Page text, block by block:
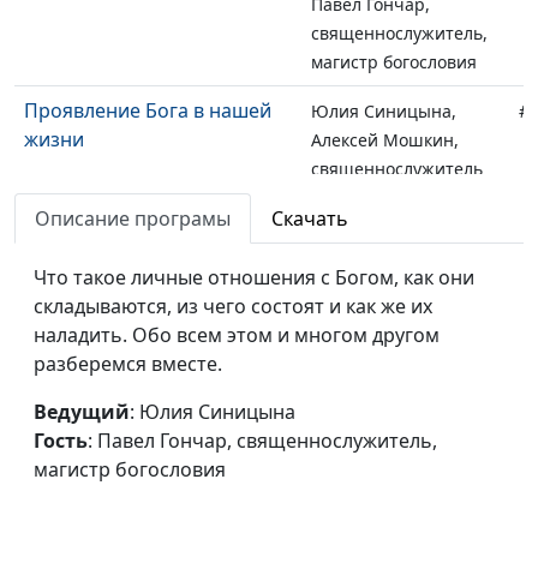
священнослужитель,
магистр богословия
Проявление Бога в нашей
жизни
Юлия Синицына,
Алексей Мошкин,
священнослужитель
Брань не против плоти и
Юлия Синицына,
Алексей Мошкин,
священнослужитель
Черно-белая полоса
Иосифа
Алексей Мошкин,
Сущность греха
Алексей Мошкин,
Описание програмы Скачать
Что такое личные отношения с Богом, как они
складываются, из чего состоят и как же их
наладить. Обо всем этом и многом другом
разберемся вместе.
Ведущий: Юлия Синицына
Гость: Павел Гончар, священнослужитель,
магистр богословия